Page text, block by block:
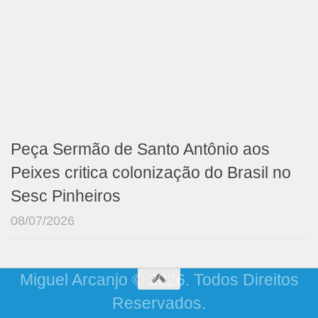
Peça Sermão de Santo Antônio aos
Peixes critica colonização do Brasil no
Sesc Pinheiros
08/07/2026
Miguel Arcanjo © 2026. Todos Direitos
Reservados.